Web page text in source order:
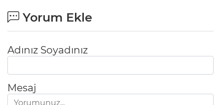
Yorum Ekle
Adınız Soyadınız
Mesaj